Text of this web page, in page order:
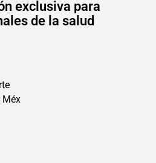
exclusiva para
de la salud
Méx